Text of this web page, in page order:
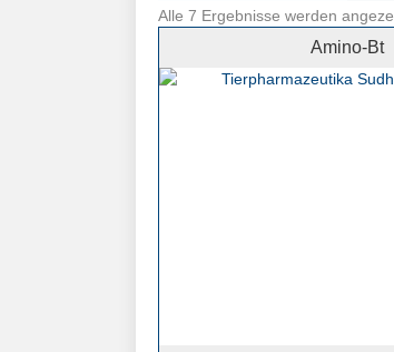
Alle 7 Ergebnisse werden
Amino-Bt